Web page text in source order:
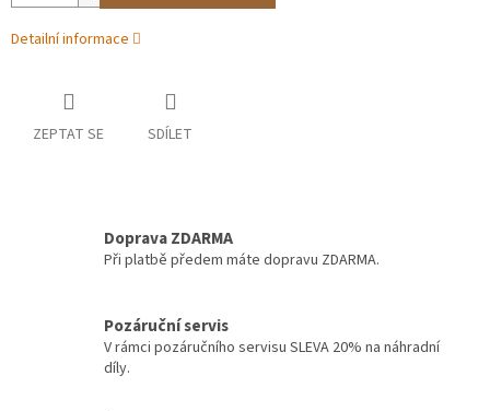
Detailní informace
ZEPTAT SE SDÍLET
Doprava ZDARMA
Při platbě předem máte dopravu ZDARMA.
Pozáruční servis
V rámci pozáručního servisu SLEVA 20% na náhradní
díly.